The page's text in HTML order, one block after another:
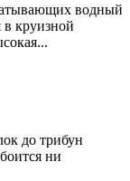
водный
круизной
до трибун
ни